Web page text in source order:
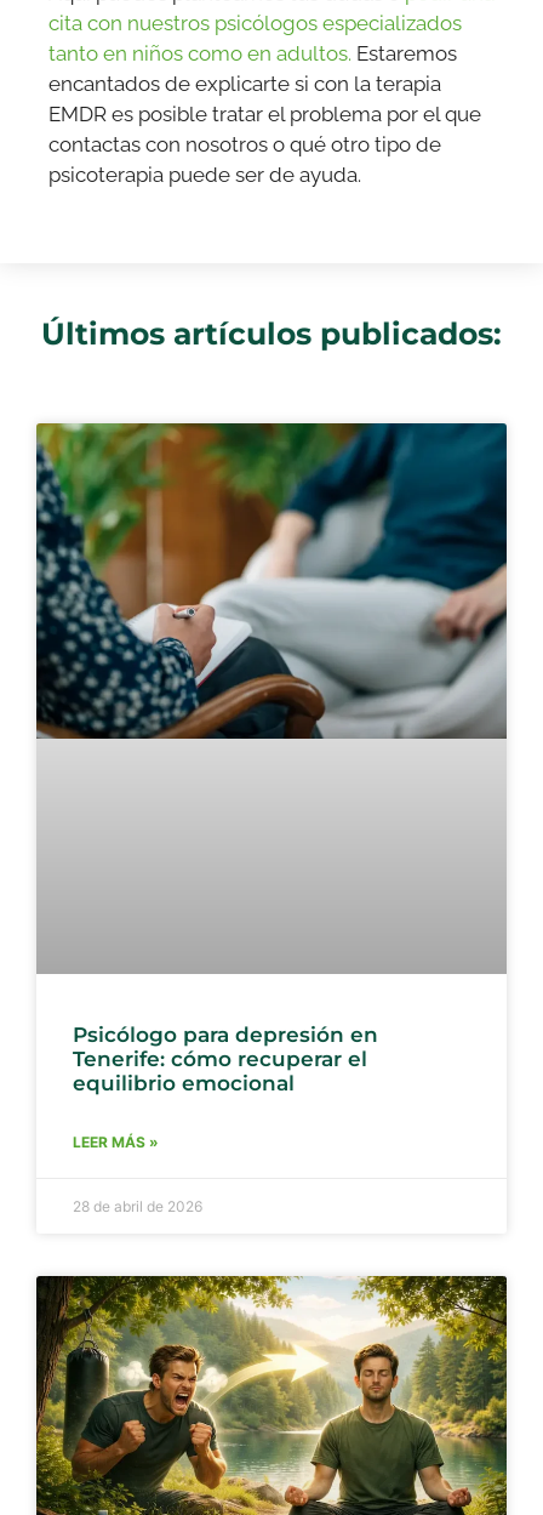
cita con nuestros psicólogos especializados
tanto en niños como en adultos. Estaremos
encantados de explicarte si con la terapia
EMDR es posible tratar el problema por el que
contactas con nosotros o qué otro tipo de
psicoterapia puede ser de ayuda.
Últimos artículos publicados:
Psicólogo para depresión en
Tenerife: cómo recuperar el
equilibrio emocional
LEER MÁS »
28 de abril de 2026